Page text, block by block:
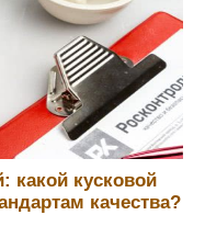
какой кусковой
качества?